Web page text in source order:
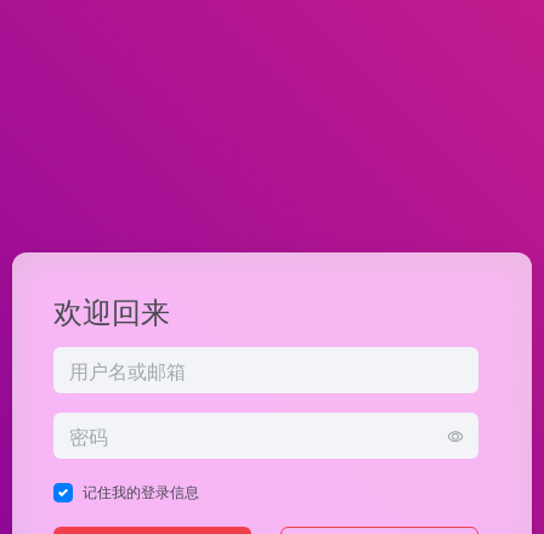
欢迎回来
记住我的登录信息